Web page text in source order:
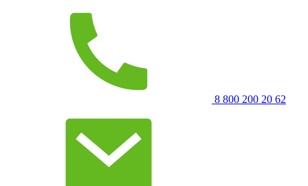
8 800 200 20 62